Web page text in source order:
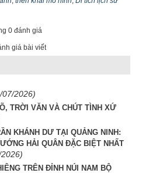
0 đánh giá
giá bài viết
07/2026)
TRỜI VĂN VÀ CHÚT TÌNH XỨ
KHÁNH DƯ TẠI QUẢNG NINH:
HẢI QUÂN ĐẶC BIỆT NHẤT
TRÊN ĐỈNH NÚI NAM BỘ